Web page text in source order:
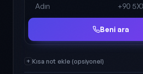
Ad Soyad
Telefon
Beni ara
Kısa not ekle (opsiyonel)